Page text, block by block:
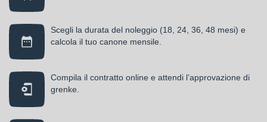
Scegli la durata del noleggio (18, 24, 36, 48 mesi) e
calcola il tuo canone mensile.
Compila il contratto online e attendi l’approvazione di
grenke.